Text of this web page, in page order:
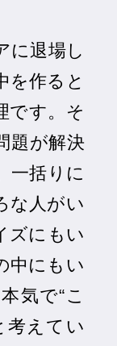
に退場し
を作ると
です。そ
題が解決
一括りに
な人がい
ズにもい
中にもい
気で“こ
考えてい